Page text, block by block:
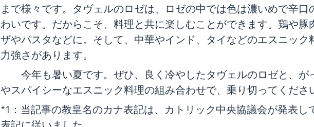
まで様々です。タヴェルのロゼは、ロゼの中では色は濃いめで辛口
わいです。だからこそ、料理と共に楽しむことができます。鶏や豚
ザやパスタなどに。そして、中華やインド、タイなどのエスニック
力強さがあります。
今年も暑い夏です。ぜひ、良く冷やしたタヴェルのロゼと、が
やスパイシーなエスニック料理の組み合わせで、乗り切ってくださ
*1：当記事の教皇名のカナ表記は、カトリック中央協議会が発表し